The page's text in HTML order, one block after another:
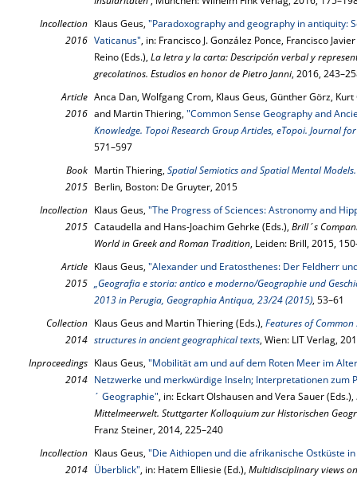
Incollection
2016
Klaus Geus, "Paradoxography and geography in antiquity:
Vaticanus", in: Francisco J. González Ponce, Francisco
Reino (Eds.), La letra y la carta: De­scripción verbal y
greco­la­ti­nos. Estudios en honor de Pietro Janni, 2016,
Article
2016
Anca Dan, Wolfgang Crom, Klaus Geus, Günther Görz,
and Martin Thiering, "Common Sense Geography and
Knowledge. Topoi Research Group Articles, eTopoi. Journal
571–597
Book
2015
Martin Thiering, Spatial Semiotics and Spatial Mental
Berlin, Boston: De Gruyter, 2015
Incollection
2015
Klaus Geus, "The Progress of Sciences: Astronomy and
Cataudella and Hans-Joachim Gehrke (Eds.), Brill´s
World in Greek and Roman Tradition, Leiden: Brill, 2015,
Article
2015
Klaus Geus, "Alexander und Eratosthenes: Der Feldherr
„Geografia e storia: antico e moderno/Geographie und
2013 in Perugia, Geographia Antiqua, 23/24 (2015), 53–61
Collection
2014
Klaus Geus and Martin Thiering (Eds.), Features of
structures in ancient geographical texts, Wien: LIT Verlag,
Inproceedings
2014
Klaus Geus, "Mobilität am und auf dem Roten Meer im
Netzwerke und merkwürdige Inseln; Interpretationen zum
´ Geographie", in: Eckart Olshausen and Vera Sauer (Eds.),
Mittelmeerwelt. Stuttgarter Kolloquium zur Historischen
Franz Steiner, 2014, 225–240
Incollection
2014
Klaus Geus, "Die Aithiopen und die afrikanische Ostküste
Überblick", in: Hatem Elliesie (Ed.), Multidisciplinary views